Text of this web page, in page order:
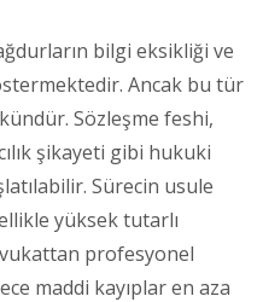
bilgi eksikliği ve
Ancak bu tür
Sözleşme feshi,
şikayeti gibi hukuki
Sürecin usule
yüksek tutarlı
profesyonel
maddi kayıplar en aza